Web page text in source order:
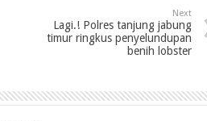
Next
Lagi.! Polres tanjung jabung
timur ringkus penyelundupan
benih lobster